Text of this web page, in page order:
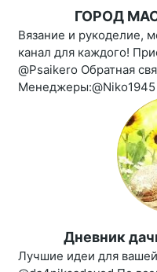
ГОРОД
Вязание и рукоделие,
канал для каждого!
@Psaikero Обратная
Менеджеры:@Niko1945
Дневник
Лучшие идеи для